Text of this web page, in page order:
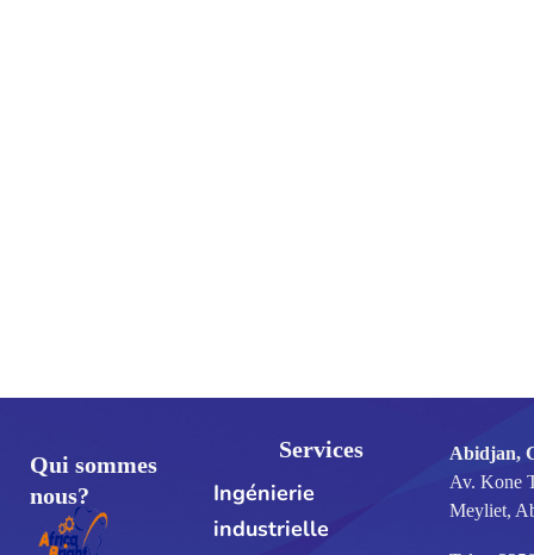
Qui sommes
nous?
Services
Ingénierie
industrielle
Abidjan,
Av. Kone
Meyliet,